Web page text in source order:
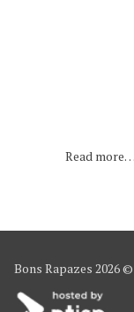
Read more…
Bons Rapazes 2026